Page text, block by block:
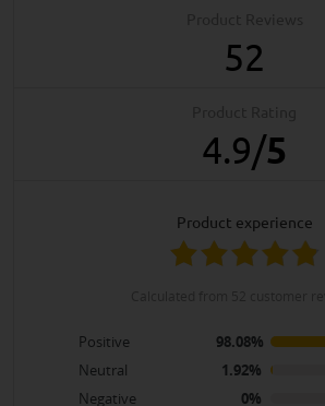
52
4.9/5
product experience
Positive
98.08%
Neutral
1.92%
Negative
0%